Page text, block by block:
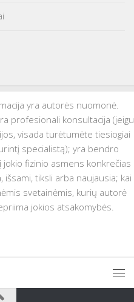
yra autorės nuomonė.
profesionali konsultacija (jeigu
visada turėtumėte tiesiogiai
specialistą); yra bendro
fizinio asmens konkrečias
tiksli arba naujausia; kai
svetainėmis, kurių autorė
jokios atsakomybės.